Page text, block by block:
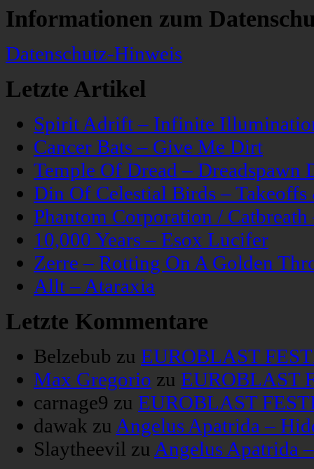
Informationen zum
Datenschutz-Hinweis
Letzte Artikel
Spirit Adrift – Infinite
Cancer Bats – Give Me Dirt
Temple Of Dread – Dreadspawn
Din Of Celestial Birds –
Phantom Corporation /
10,000 Years – Esox Lucifer
Zerre – Rotting On A Golden
Allt – Ataraxia
Letzte Kommentare
Belzebub zu EUROBLAST
Max Gregorio zu EUROBLAST
carnage9 zu EUROBLAST
dawak zu Angelus Apatrida –
Slaytheevil zu Angelus Apatrida